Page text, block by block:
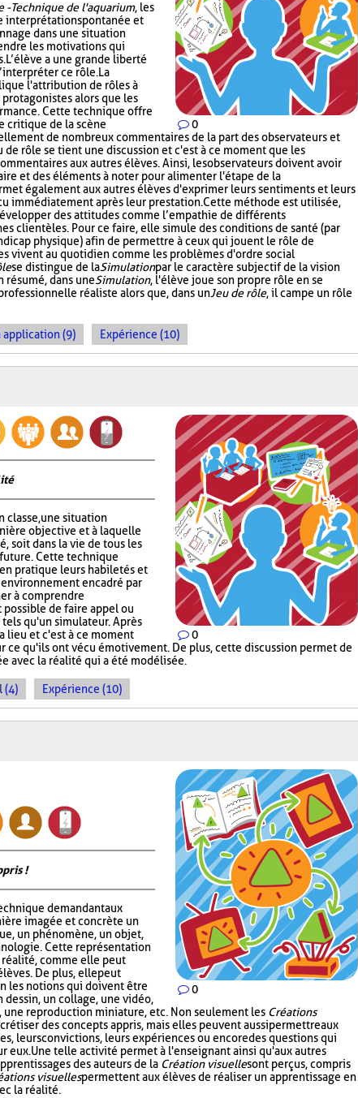
0
- Technique de l'aquarium, les
interprétation spontanée et
dans une situation
les motivations qui
a une grande liberté
ce rôle. La
l'attribution de rôles à
alors que les
Cette technique offre
critique de la scène
de nombreux commentaires de la part des observateurs et
de rôle se tient une discussion et c'est à ce moment que les
aux autres élèves. Ainsi, les observateurs doivent avoir
et des éléments à noter pour alimenter l'étape de la
également aux autres élèves d'exprimer leurs sentiments et leurs
immédiatement après leur prestation. Cette méthode est utilisée,
des attitudes comme l’empathie de différents
clientèles. Pour ce faire, elle simule des conditions de santé (par
physique) afin de permettre à ceux qui jouent le rôle de
vivent au quotidien comme les problèmes d'ordre social
se distingue de laSimulationpar le caractère subjectif de la vision
résumé, dans uneSimulation, l'élève joue son propre rôle en se
réaliste alors que, dans unJeu de rôle, il campe un rôle
application (9) Expérience (10)
0
classe, une situation
objective et à laquelle
soit dans la vie de tous les
Cette technique
pratique leurs habiletés et
encadré par
à comprendre
de faire appel ou
qu'un simulateur. Après
lieu et c'est à ce moment
ce qu'ils ont vécu émotivement. De plus, cette discussion permet de
avec la réalité qui a été modélisée.
(4) Expérience (10)
0
!
demandant aux
imagée et concrète un
un phénomène, un objet,
Cette représentation
comme elle peut
De plus, elle peut
les notions qui doivent être
dessin, un collage, une vidéo,
une reproduction miniature, etc. Non seulement les Créations
des concepts appris, mais elles peuvent aussi permettre aux
leurs convictions, leurs expériences ou encore des questions qui
eux. Une telle activité permet à l'enseignant ainsi qu'aux autres
des auteurs de la Création visuellesont perçus, compris
visuellespermettent aux élèves de réaliser un apprentissage en
la réalité.